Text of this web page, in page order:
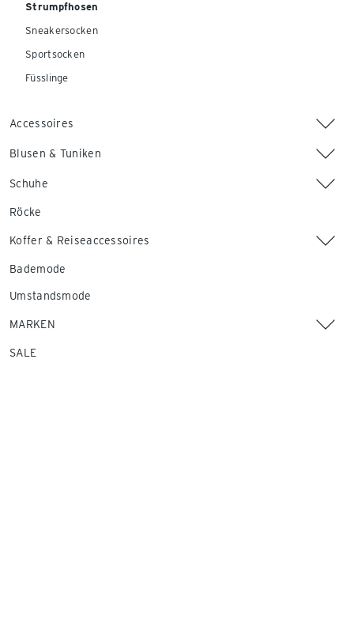
Strumpfhosen
Sneakersocken
Sportsocken
Füsslinge
Accessoires
Blusen & Tuniken
Schuhe
Röcke
Koffer & Reiseaccessoires
Bademode
Umstandsmode
MARKEN
SALE